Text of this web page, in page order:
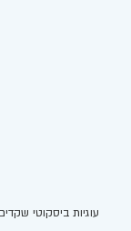
עוגיות ביסקוטי